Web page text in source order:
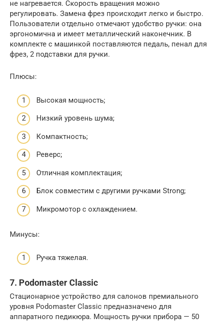
не нагревается. Скорость вращения можно
регулировать. Замена фрез происходит легко и быстро.
Пользователи отдельно отмечают удобство ручки: она
эргономична и имеет металлический наконечник. В
комплекте с машинкой поставляются педаль, пенал для
фрез, 2 подставки для ручки.
Плюсы:
Высокая мощность;
Низкий уровень шума;
Компактность;
Реверс;
Отличная комплектация;
Блок совместим с другими ручками Strong;
Микромотор с охлаждением.
Минусы:
Ручка тяжелая.
7. Podomaster Classic
Стационарное устройство для салонов премиального
уровня Podomaster Classic предназначено для
аппаратного педикюра. Мощность ручки прибора — 50